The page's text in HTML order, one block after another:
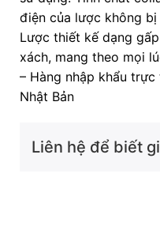
điện của lược không
Lược thiết kế dạng
xách, mang theo mọi
– Hàng nhập khẩu
Nhật Bản
Liên hệ để biết